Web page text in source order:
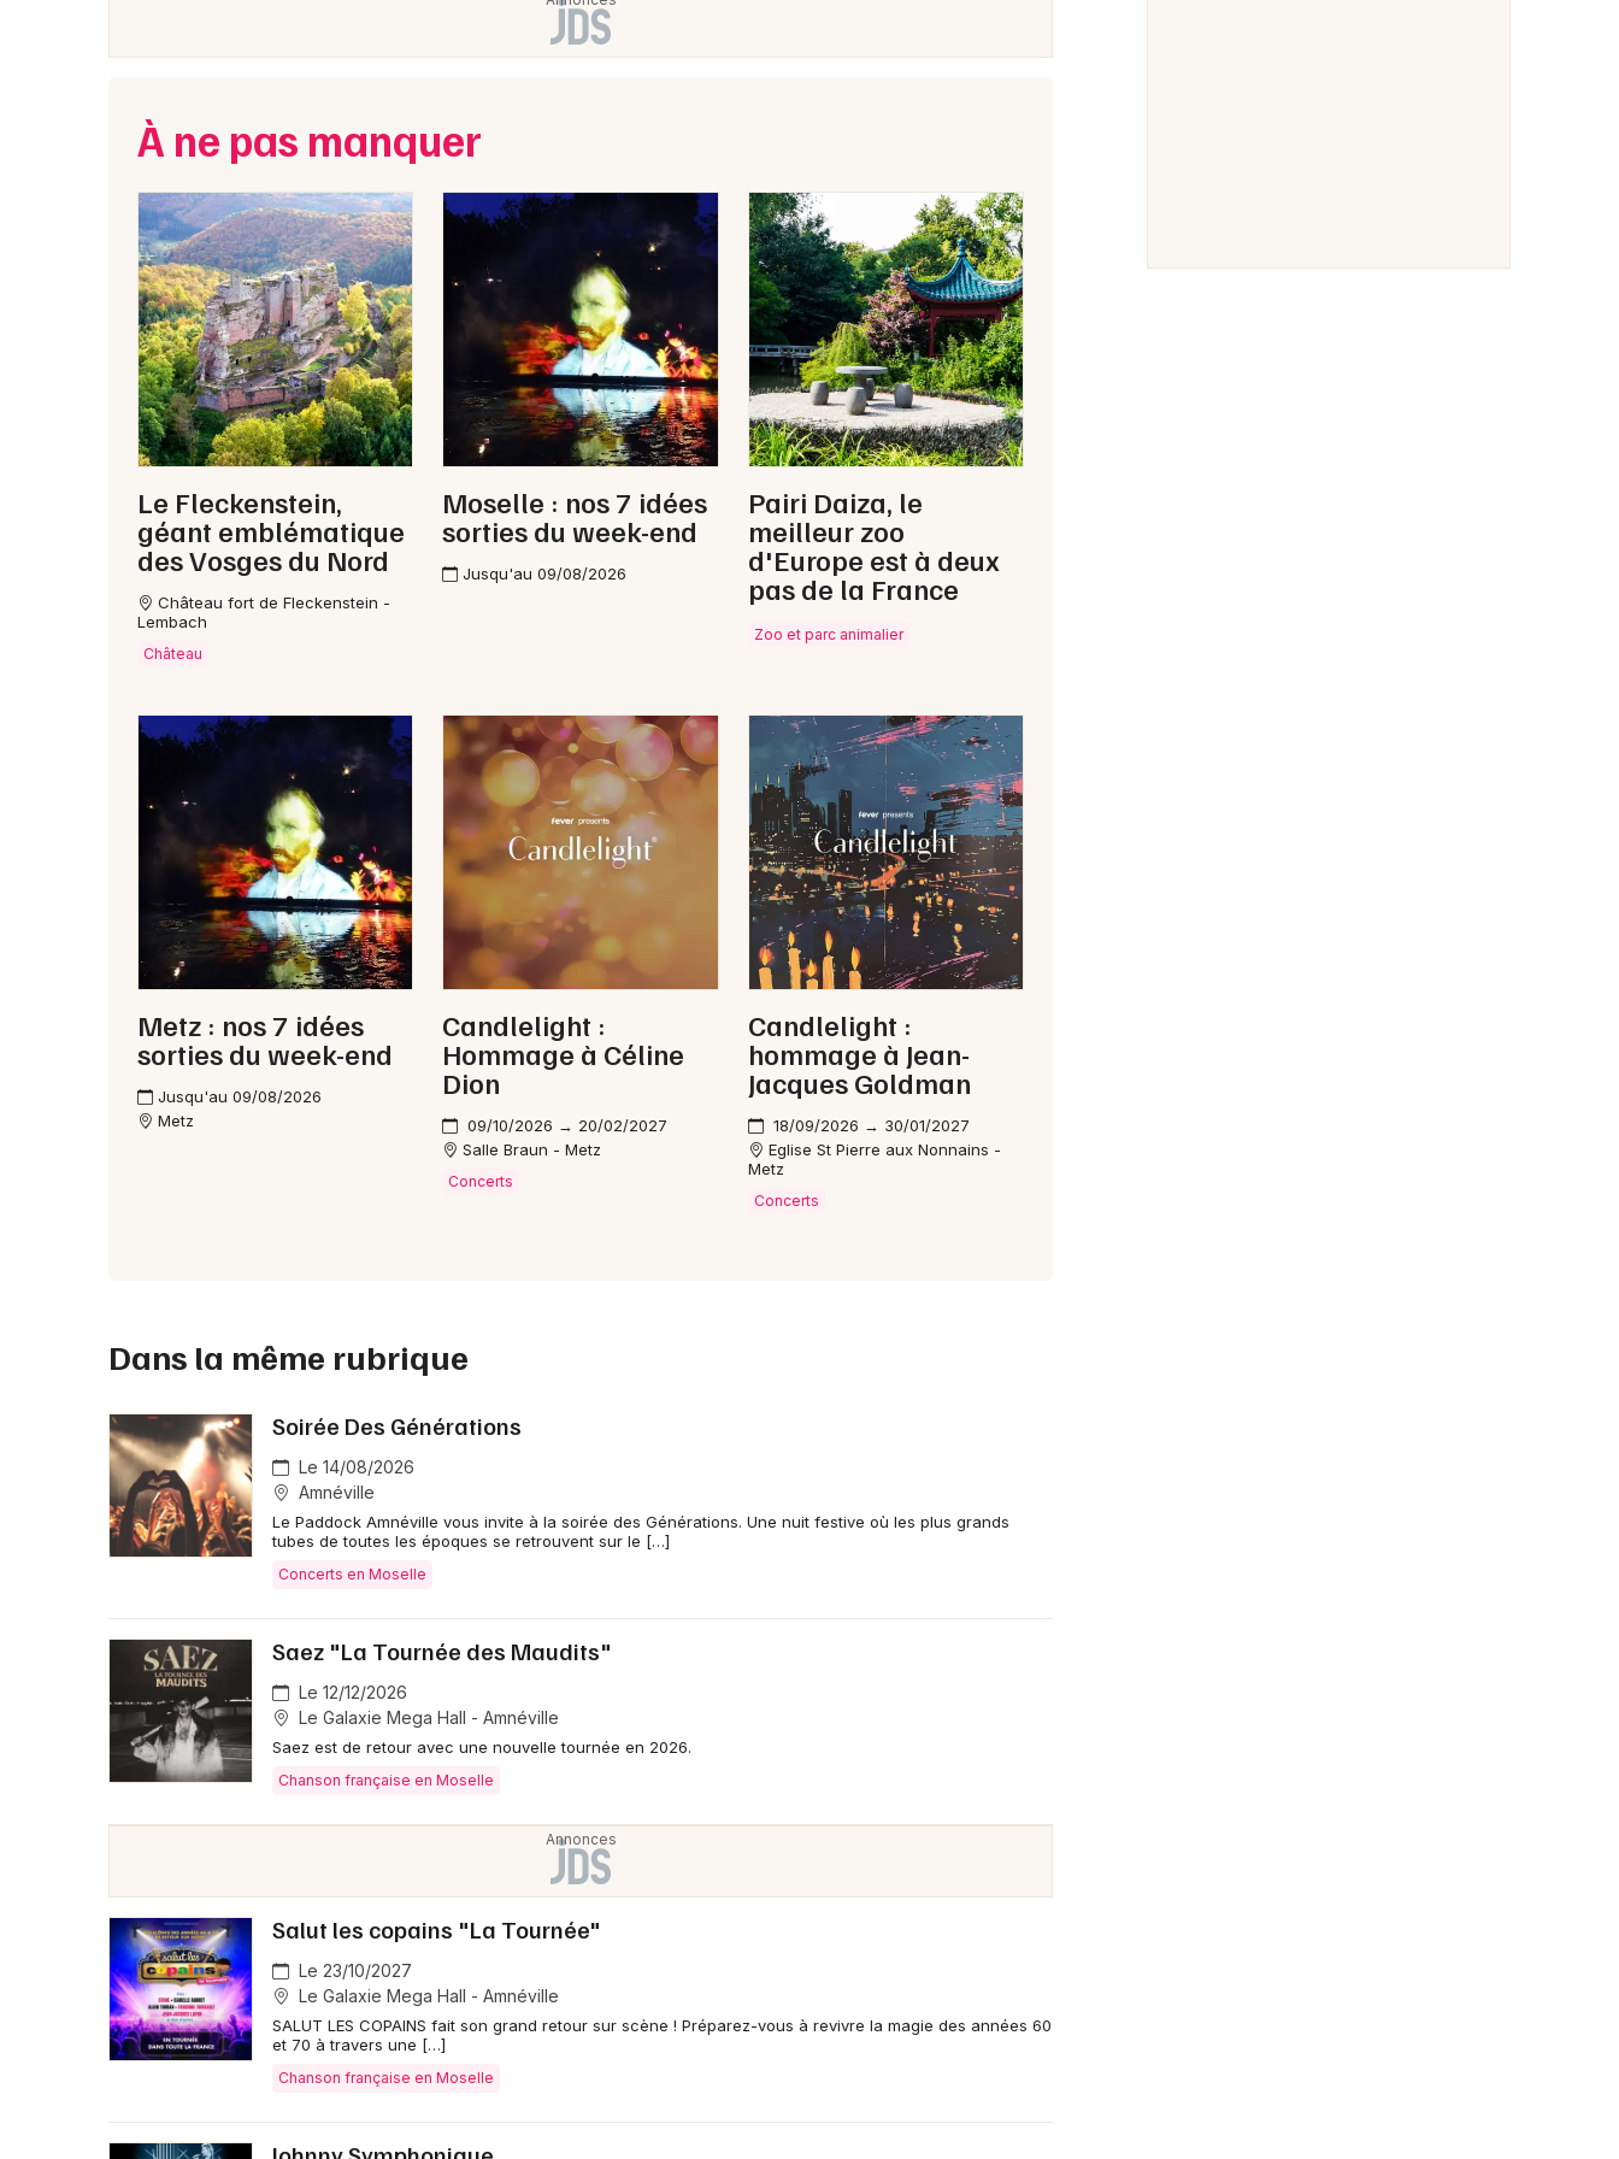
À ne pas manquer
Le Fleckenstein,
géant emblématique
des Vosges du Nord
Château fort de Fleckenstein -
Lembach
Château
Moselle : nos 7 idées
sorties du week-end
Jusqu'au 09/08/2026
Pairi Daiza, le
meilleur zoo
d'Europe est à deux
pas de la France
Zoo et parc animalier
Metz : nos 7 idées
sorties du week-end
Jusqu'au 09/08/2026
Metz
Candlelight :
Hommage à Céline
Dion
09/10/2026 → 20/02/2027
Salle Braun - Metz
Concerts
Candlelight :
hommage à Jean-
Jacques Goldman
18/09/2026 → 30/01/2027
Eglise St Pierre aux Nonnains -
Metz
Concerts
Dans la même rubrique
Soirée Des Générations
Le 14/08/2026
Amnéville
Le Paddock Amnéville vous invite à la soirée des Générations. Une nuit festive où les plus grands
tubes de toutes les époques se retrouvent sur le […]
Concerts en Moselle
Saez "La Tournée des Maudits"
Le 12/12/2026
Le Galaxie Mega Hall - Amnéville
Saez est de retour avec une nouvelle tournée en 2026.
Chanson française en Moselle
Salut les copains "La Tournée"
Le 23/10/2027
Le Galaxie Mega Hall - Amnéville
SALUT LES COPAINS fait son grand retour sur scène ! Préparez-vous à revivre la magie des années 60
et 70 à travers une […]
Chanson française en Moselle